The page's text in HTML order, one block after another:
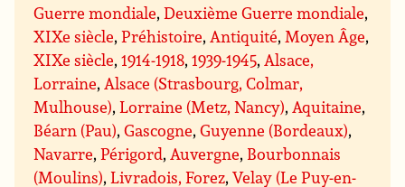
Guerre mondiale,Deuxième Guerre mondiale,
XIXe siècle,Préhistoire, Antiquité, Moyen Âge,
XIXe siècle,1914-1918,1939-1945, Alsace,
Lorraine, Alsace (Strasbourg, Colmar,
Mulhouse),Lorraine (Metz, Nancy), Aquitaine,
Béarn (Pau),Gascogne,Guyenne (Bordeaux),
Navarre,Périgord, Auvergne, Bourbonnais
(Moulins),Livradois, Forez,Velay (Le Puy-en-